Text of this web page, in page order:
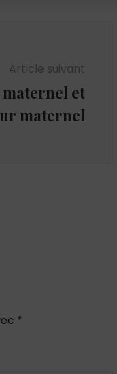
Article suivant
maternel et
maternel
*